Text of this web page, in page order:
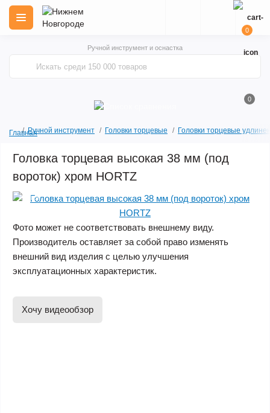
Ручной инструмент и оснастка
0
0
ГлавнаяРучной инструмент Головки торцевые Головки торцевые
Головка торцевая высокая 38 мм (под
вороток) хром HORTZ
Акция
Фото может не соответствовать внешнему виду.
Производитель оставляет за собой право изменять
внешний вид изделия с целью улучшения
эксплуатационных характеристик.
Хочу видеообзор